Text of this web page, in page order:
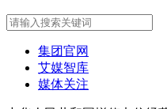
集团官网
艾媒智库
媒体关注